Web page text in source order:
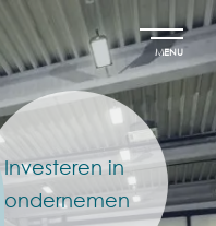
MENU
Investeren in
ondernemen